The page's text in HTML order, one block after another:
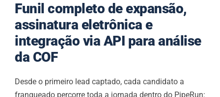
Funil completo de expansão,
assinatura eletrônica e
integração via API para análise
da COF
Desde o primeiro lead captado, cada candidato a
franqueado percorre toda a jornada dentro do PipeRun: